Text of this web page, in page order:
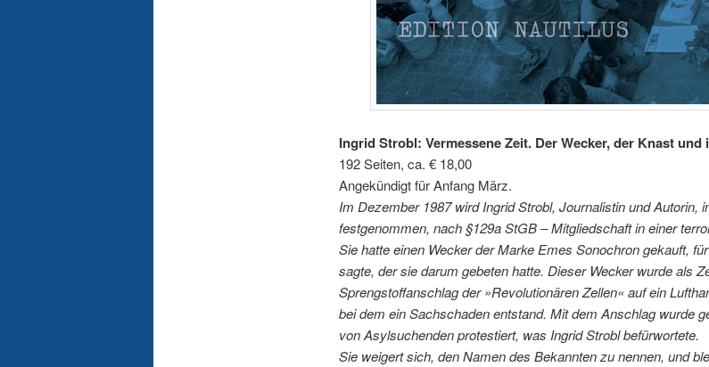
Ingrid Strobl: Vermessene Zeit. Der Wecker, der Knast und
192 Seiten, ca. € 18,00
Angekündigt für Anfang März.
Im Dezember 1987 wird Ingrid Strobl, Journalistin und Autorin,
festgenommen, nach §129a StGB – Mitgliedschaft in einer
Sie hatte einen Wecker der Marke Emes Sonochron gekauft,
sagte, der sie darum gebeten hatte. Dieser Wecker wurde als
Sprengstoffanschlag der »Revolutionären Zellen« auf ein
bei dem ein Sachschaden entstand. Mit dem Anschlag wurde
von Asylsuchenden protestiert, was Ingrid Strobl befürwortete.
Sie weigert sich, den Namen des Bekannten zu nennen, und